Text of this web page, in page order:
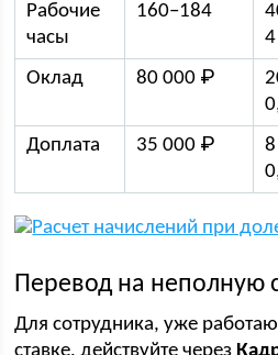
Рабочие
часы
160–184
Оклад
80 000 ₽
Доплата
35 000 ₽
Перевод на неполную
Для сотрудника, уже